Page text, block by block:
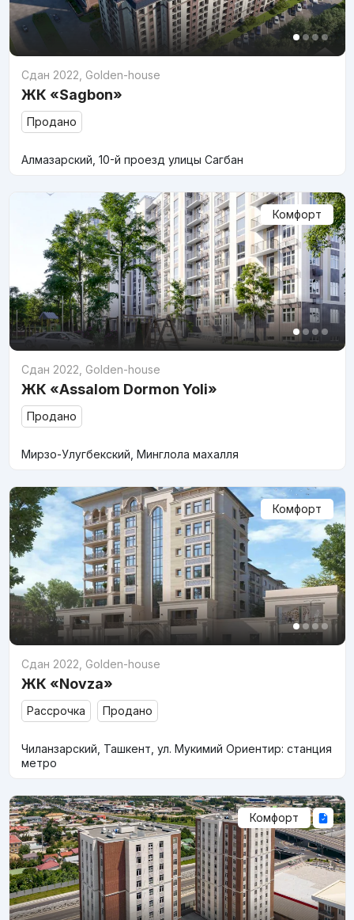
Сдан 2022 Golden-house
ЖК «Sagbon»
Продано
Алмазарский, 10-й проезд улицы Сагбан
Комфорт
Сдан 2022 Golden-house
ЖК «Assalom Dormon Yoli»
Продано
Мирзо-Улугбекский, Минглола махалля
Комфорт
Сдан 2022 Golden-house
ЖК «Novza»
Рассрочка Продано
Чиланзарский, Ташкент, ул. Мукимий Ориентир: станция
метро
Комфорт